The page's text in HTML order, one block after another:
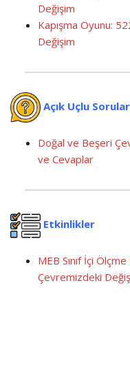
Değişim
Kapışma Oyunu:
Değişim
Açık Uçlu Sorular
Doğal ve Beşeri
ve Cevaplar
Etkinlikler
MEB Sınıf İçi
Çevremizdeki